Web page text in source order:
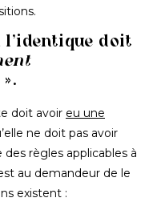
l’identique doit
».
doit avoir eu une
ne doit pas avoir
règles applicables à
au demandeur de le
existent :